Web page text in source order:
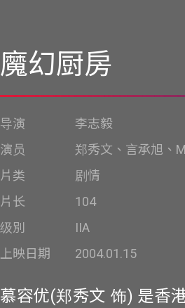
魔幻厨房
导演
李志毅
演员
郑秀文、言承旭、
片类
剧情
片长
104
级別
IIA
上映日期
2004.01.15
慕容优(郑秀文 饰) 是香